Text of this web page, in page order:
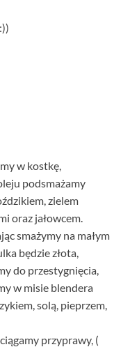
w kostkę,
podsmażamy
zielem
oraz jałowcem.
smażymy na małym
będzie złota,
do przestygnięcia,
w misie blendera
solą, pieprzem,
przyprawy, (